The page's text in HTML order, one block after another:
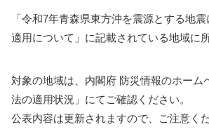
「令和7年青森県東方沖を震源とする地
適用について」に記載されている地域に
対象の地域は、内閣府 防災情報のホーム
法の適用状況」にてご確認ください。
公表内容は更新されますので、ご注意くだ